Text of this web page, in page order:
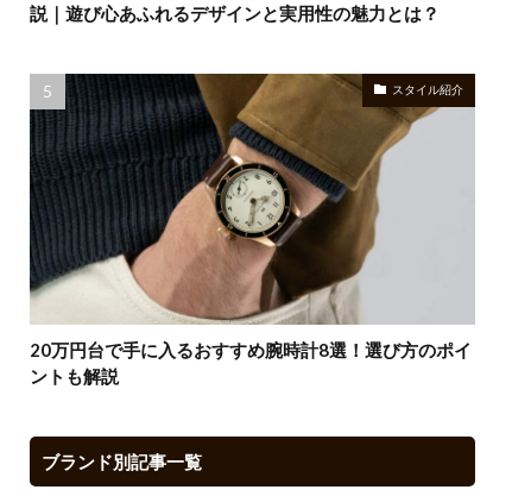
説｜遊び心あふれるデザインと実用性の魅力とは？
スタイル紹介
20万円台で手に入るおすすめ腕時計8選！選び方のポイ
ントも解説
ブランド別記事一覧